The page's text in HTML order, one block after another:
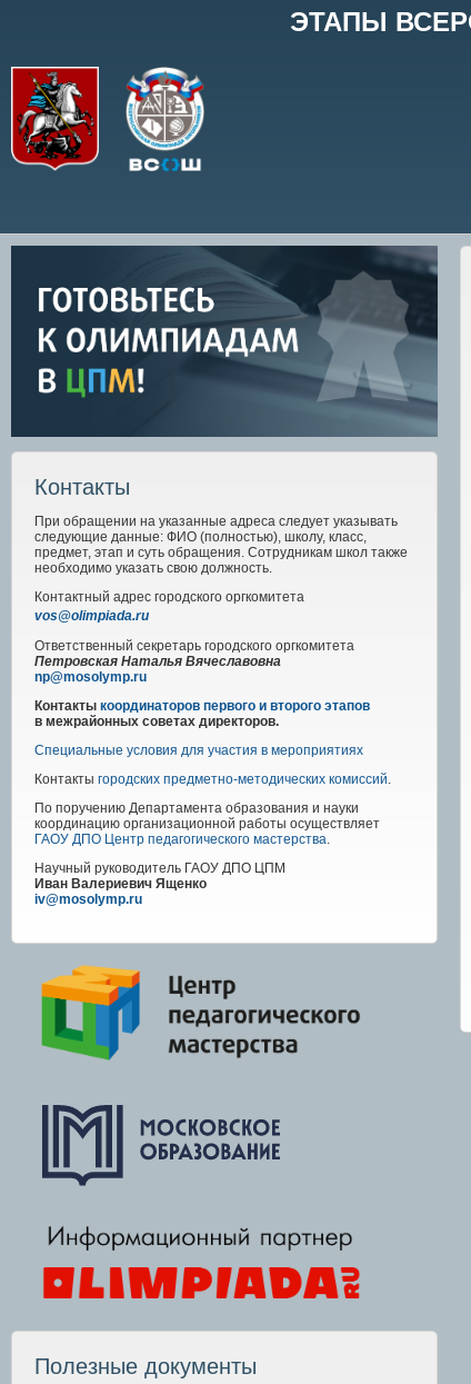
ЭТАПЫ
Контакты
При обращении на указанные адреса следует указывать
следующие данные: ФИО (полностью), школу, класс,
предмет, этап и суть обращения. Сотрудникам школ также
необходимо указать свою должность.
Контактный адрес городского оргкомитета
vos@olimpiada.ru
Ответственный секретарь городского оргкомитета
Петровская Наталья Вячеславовна
np@mosolymp.ru
Контакты координаторов первого и второго этапов
в межрайонных советах директоров.
Специальные условия для участия в мероприятиях
Контакты городских предметно-методических комиссий.
По поручению Департамента образования и науки
координацию организационной работы осуществляет
ГАОУ ДПО Центр педагогического мастерства.
Научный руководитель ГАОУ ДПО ЦПМ
Иван Валериевич Ященко
iv@mosolymp.ru
Полезные документы